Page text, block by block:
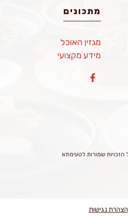
מתכונים
מגזין האוכל
מידע מקצועי
הצהרת נגישות